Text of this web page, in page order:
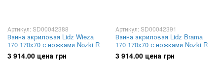
Артикул: SD00042388
Ванна акриловая Lidz Wieza
170 170x70 с ножками Nozki R
3 914.00 цена грн
Артикул: SD00042391
Ванна акриловая Lidz Brama
170 170x70 с ножками Nozki R
3 914.00 цена грн